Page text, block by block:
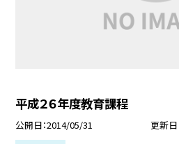
平成２６年度教育課程
公開日 2014/05/31 更新日